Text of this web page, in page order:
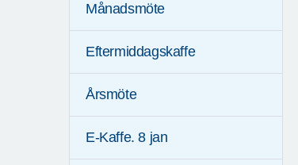
Månadsmöte
Eftermiddagskaffe
Årsmöte
E-Kaffe. 8 jan